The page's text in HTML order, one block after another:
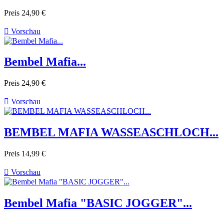
Preis 24,90 €
 Vorschau
Bembel Mafia...
Preis 24,90 €
 Vorschau
BEMBEL MAFIA WASSEASCHLOCH...
Preis 14,99 €
 Vorschau
Bembel Mafia "BASIC JOGGER"...